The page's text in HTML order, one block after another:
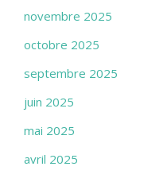
novembre 2025
octobre 2025
septembre 2025
juin 2025
mai 2025
avril 2025